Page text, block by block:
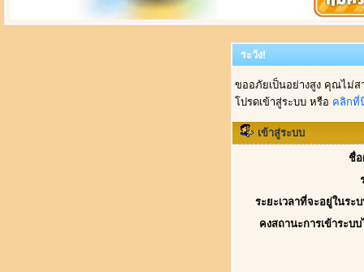
ระวัง!
ขออภัยเป็นอย่างสูง คุณไม่
โปรดเข้าสู่ระบบ หรือ คลิกที่
เข้าสู่ระบบ
ชื่อ
ระยะเวลาที่จะอยู่ในระ
คงสถานะการเข้าระบ